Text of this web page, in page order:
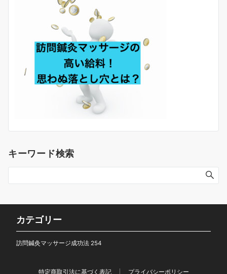
キーワード検索
カテゴリー
訪問鍼灸マッサージ成功法 254
特定商取引法に基づく表記 プライバシーポリシー